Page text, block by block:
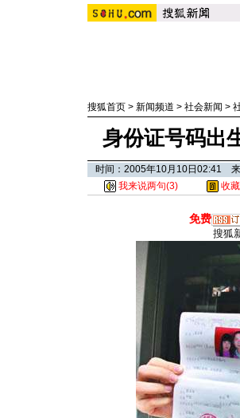
搜狐首页 > 新闻频道 > 社会新闻 >
身份证号码出
时间：2005年10月10日02:41
我来说两句(3) 收
免费
搜狐